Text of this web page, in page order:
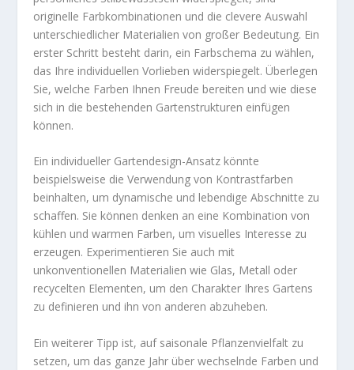
originelle Farbkombinationen und die clevere Auswahl
unterschiedlicher Materialien von großer Bedeutung. Ein
erster Schritt besteht darin, ein Farbschema zu wählen,
das Ihre individuellen Vorlieben widerspiegelt. Überlegen
Sie, welche Farben Ihnen Freude bereiten und wie diese
sich in die bestehenden Gartenstrukturen einfügen
können.
Ein individueller Gartendesign-Ansatz könnte
beispielsweise die Verwendung von Kontrastfarben
beinhalten, um dynamische und lebendige Abschnitte zu
schaffen. Sie können denken an eine Kombination von
kühlen und warmen Farben, um visuelles Interesse zu
erzeugen. Experimentieren Sie auch mit
unkonventionellen Materialien wie Glas, Metall oder
recycelten Elementen, um den Charakter Ihres Gartens
zu definieren und ihn von anderen abzuheben.
Ein weiterer Tipp ist, auf saisonale Pflanzenvielfalt zu
setzen, um das ganze Jahr über wechselnde Farben und